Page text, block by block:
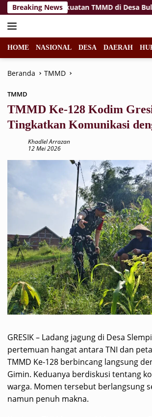
Langsung
ke
konten
Breaking News
Jadi Kekuatan TMMD di Desa Bulu Lor
HOME NASIONAL DESA DAERAH
Beranda TMMD
TMMD
TMMD Ke-128 Kodim
Tingkatkan Komunikasi
Khadlel Arrazan
12 Mei 2026
GRESIK – Ladang jagung di Desa
pertemuan hangat antara TNI dan
TMMD Ke-128 berbincang langsung
Gimin. Keduanya berdiskusi tentang
warga. Momen tersebut berlangsung
namun penuh makna.